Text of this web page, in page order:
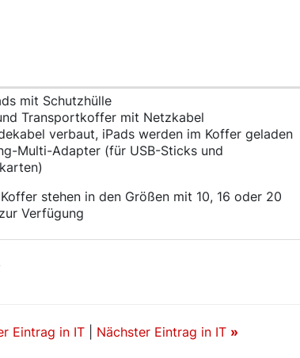
mit Schutzhülle
Transportkoffer mit Netzkabel
verbaut, iPads werden im Koffer geladen
Multi-Adapter (für USB-Sticks und
stehen in den Größen mit 10, 16 oder 20
Verfügung
Eintrag in IT Nächster Eintrag in IT »